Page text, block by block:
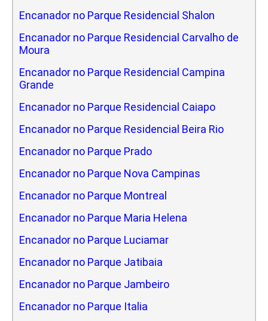
Encanador no Parque Residencial Shalon
Encanador no Parque Residencial Carvalho de
Moura
Encanador no Parque Residencial Campina
Grande
Encanador no Parque Residencial Caiapo
Encanador no Parque Residencial Beira Rio
Encanador no Parque Prado
Encanador no Parque Nova Campinas
Encanador no Parque Montreal
Encanador no Parque Maria Helena
Encanador no Parque Luciamar
Encanador no Parque Jatibaia
Encanador no Parque Jambeiro
Encanador no Parque Italia